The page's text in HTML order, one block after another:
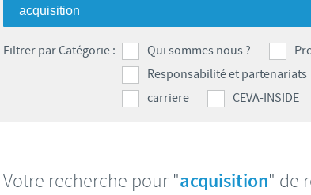
Bulgaria
Canada (EN)
Filtrer par Catégorie : Qui sommes nous ?
Responsabilité et partenariats
carriere
CEVA-INSIDE
Votre recherche pour "acquisition" de